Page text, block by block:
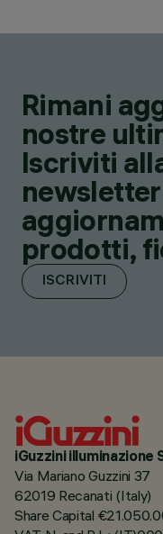
Rimani
nostre
Iscriviti
prodotti,
ISCRIVITI
iGuzzini illuminazione
Via Mariano Guzzini 37
62019 Recanati (Italy)
Share Capital